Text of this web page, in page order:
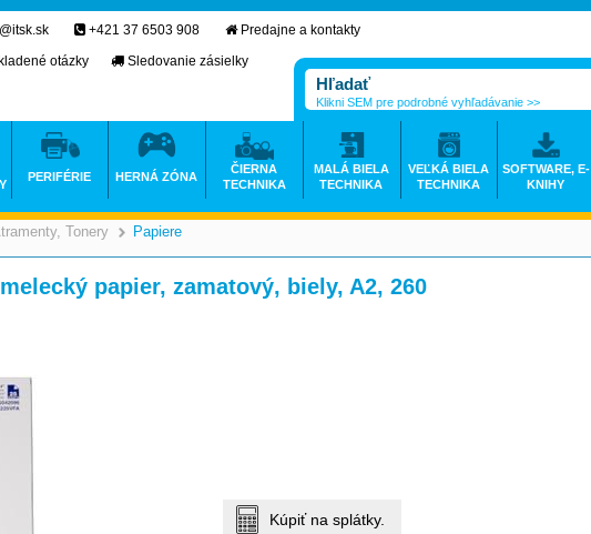
Tonery >
Papiere
papier, zamatový, biely, A2, 260
Kúpiť na splátky.
+421 37 6503 908
Predajne a kontakty
otázky
Sledovanie zásielky
Klikni SEM pre podrobné vyhľadávanie >>
PERIFÉRIE HERNÁ ZÓNA
ČIERNA
TECHNIKA
MALÁ BIELA
TECHNIKA
VEĽKÁ BIELA
TECHNIKA
SOFTWARE, E-
KNIHY